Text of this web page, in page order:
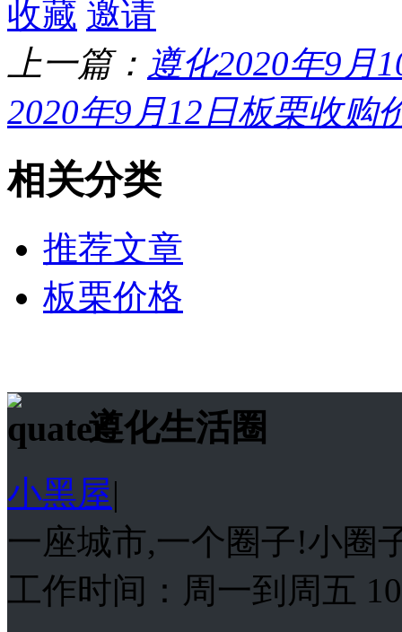
收藏 邀请
上一篇： 遵化2020年9月
2020年9月12日板栗收购
相关分类
推荐文章
板栗价格
遵化生活圈
小黑屋|
一座城市,一个圈子!小圈
工作时间：周一到周五